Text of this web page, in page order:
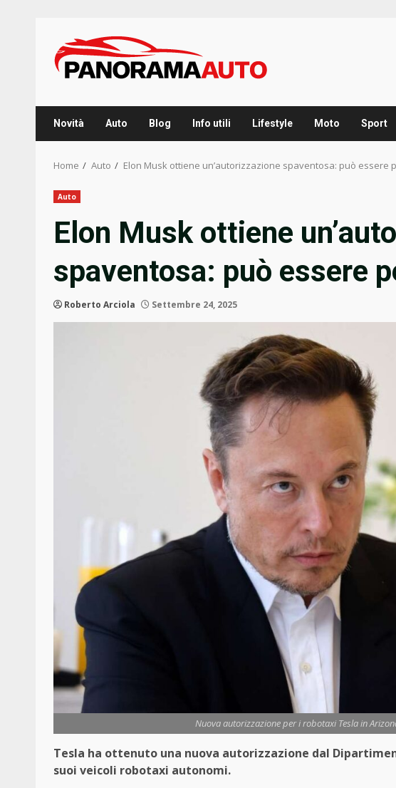
content
Novità Auto Blog Info utili Lifestyle Moto Sport
Home Auto Elon Musk ottiene un’autorizzazione spaventosa: può essere
Auto
Elon Musk ottiene
spaventosa: può essere
Roberto Arciola Settembre 24, 2025
Nuova autorizzazione per i robotaxi Tesla in
Tesla ha ottenuto una nuova autorizzazione dal
suoi veicoli robotaxi autonomi.